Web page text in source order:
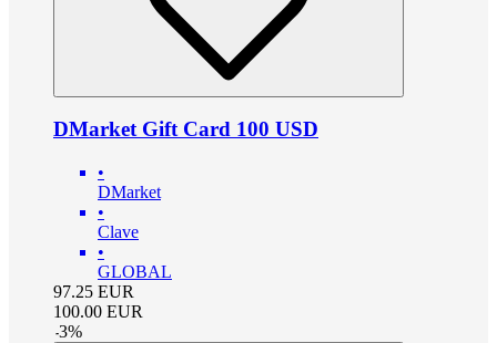
DMarket Gift Card 100 USD
•
DMarket
•
Clave
•
GLOBAL
97.25 EUR
100.00 EUR
-3%